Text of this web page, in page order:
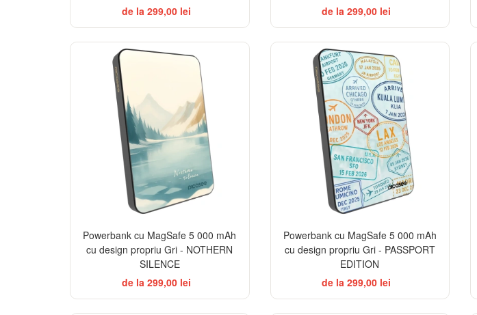
de la 299,00 lei
de la 299,00 lei
Powerbank cu MagSafe 5 000 mAh
cu design propriu Gri - NOTHERN
SILENCE
de la 299,00 lei
Powerbank cu MagSafe 5 000 mAh
cu design propriu Gri - PASSPORT
EDITION
de la 299,00 lei